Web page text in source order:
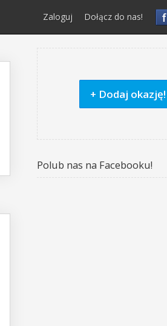
f
Zaloguj Dołącz do nas!
+ Dodaj okazję!
Polub nas na Facebooku!